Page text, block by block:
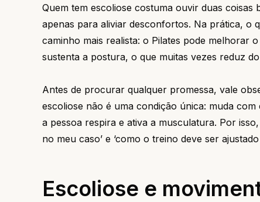
Quem tem escoliose costuma ouvir duas coisas
apenas para aliviar desconfortos. Na prática, o
caminho mais realista: o Pilates pode melhorar
sustenta a postura, o que muitas vezes reduz
Antes de procurar qualquer promessa, vale
escoliose não é uma condição única: muda
a pessoa respira e ativa a musculatura. Por
no meu caso’ e ‘como o treino deve ser ajustado
Escoliose e